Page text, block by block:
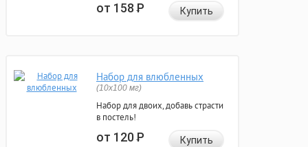
от 158Р Купить
Набор для влюбленных
(10х100 мг)
Набор для двоих, добавь страсти
в постель!
от 120Р Купить